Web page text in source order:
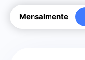
Mensalmente